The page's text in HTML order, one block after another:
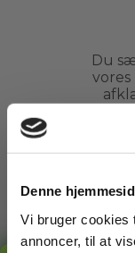
Denne
Vi bruger cookies
annoncer, til at
Du